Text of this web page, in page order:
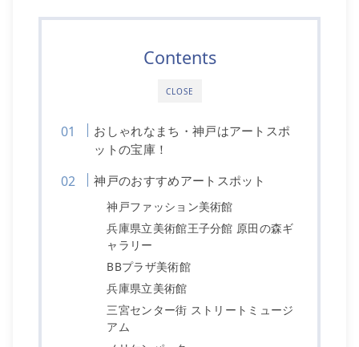
CLOSE
Contents
おしゃれなまち・神戸はアートスポ
ットの宝庫！
神戸のおすすめアートスポット
神戸ファッション美術館
兵庫県立美術館王子分館 原田の森ギ
ャラリー
BBプラザ美術館
兵庫県立美術館
三宮センター街 ストリートミュージ
アム